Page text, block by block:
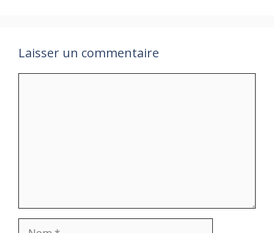
Laisser un commentaire